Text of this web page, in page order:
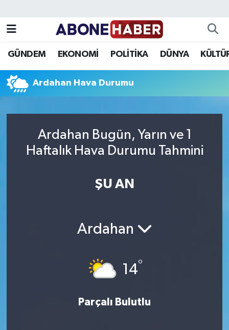
GÜNDEM EKONOMİ POLİTİKA DÜNYA
Ardahan Hava Durumu
Ardahan Bugün, Yarın ve 1
Haftalık Hava Durumu Tahmini
ŞU AN
Ardahan
14°
Parçalı Bulutlu
Bilim ve Teknoloji
Tüm Manşetler